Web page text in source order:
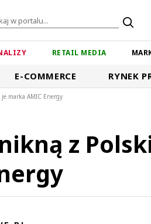
RETAIL MEDIA
E-COMMERCE RYNEK
marka AMIC Energy
z